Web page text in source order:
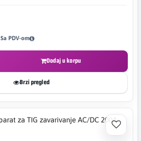
Sa PDV-om
Dodaj u korpu
Brzi pregled